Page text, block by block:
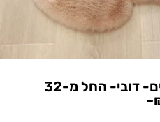
שטיח רך לחדר ילדים- דובי- החל מ-32